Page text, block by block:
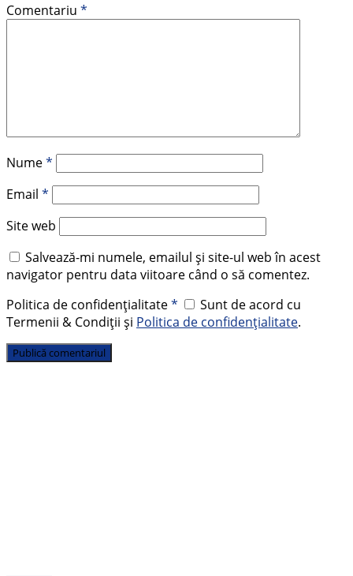
Comentariu *
Nume*
Email *
Site web
Salvează-mi numele, emailul și site-ul web în acest
navigator pentru data viitoare când o să comentez.
Politica de confidențialitate*
Sunt de acord cu
Termenii & Condiții și Politica de confidențialitate.